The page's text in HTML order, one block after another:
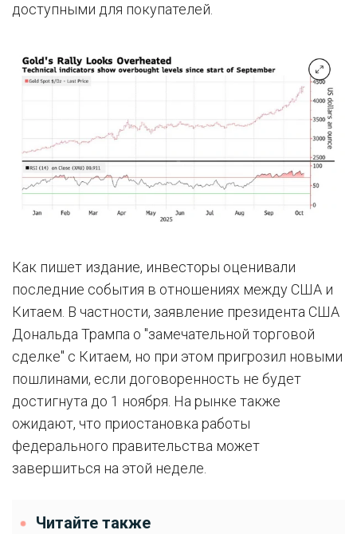
доступными для покупателей.
Как пишет издание, инвесторы оценивали
последние события в отношениях между США и
Китаем. В частности, заявление президента США
Дональда Трампа о "замечательной торговой
сделке" с Китаем, но при этом пригрозил новыми
пошлинами, если договоренность не будет
достигнута до 1 ноября. На рынке также
ожидают, что приостановка работы
федерального правительства может
завершиться на этой неделе.
Читайте также